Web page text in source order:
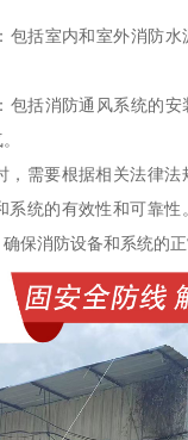
包括室内和室外消防
包括消防通风系统的
，需要根据相关法律法
系统的有效性和可靠性
保消防设备和系统的正